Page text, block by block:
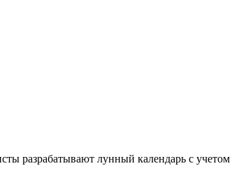
разрабатывают лунный календарь с учетом